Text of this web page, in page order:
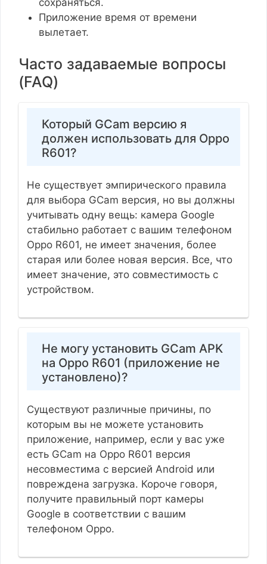
Приложение время от времени
вылетает.
Часто задаваемые вопросы
(FAQ)
Который GCam версию я
должен использовать для Oppo
R601?
Не существует эмпирического правила
для выбора GCam версия, но вы должны
учитывать одну вещь: камера Google
стабильно работает с вашим телефоном
Oppo R601, не имеет значения, более
старая или более новая версия. Все, что
имеет значение, это совместимость с
устройством.
Не могу установить GCam APK
на Oppo R601 (приложение не
установлено)?
Существуют различные причины, по
которым вы не можете установить
приложение, например, если у вас уже
есть GCam на Oppo R601 версия
несовместима с версией Android или
повреждена загрузка. Короче говоря,
получите правильный порт камеры
Google в соответствии с вашим
телефоном Oppo.